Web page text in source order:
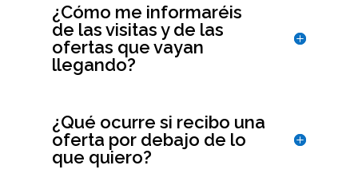
¿Cómo me informaréis
de las visitas y de las
ofertas que vayan
llegando?
¿Qué ocurre si recibo una
oferta por debajo de lo
que quiero?